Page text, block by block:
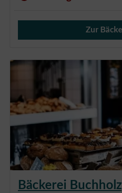
Verkauf von Brötchen,
Zur
Bäckerei